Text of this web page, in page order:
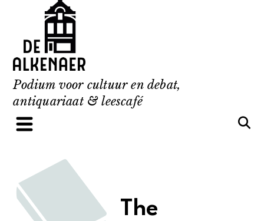
content
Podium voor cultuur en debat,
antiquariaat & leescafé
The